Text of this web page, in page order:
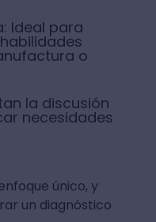
Ideal para
o
la discusión
necesidades
único, y
un diagnóstico